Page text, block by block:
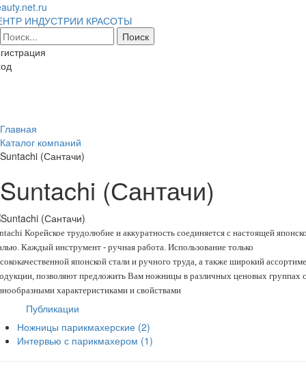
ИНДУСТРИИ КРАСОТЫ
Главная
Каталог компаний
Suntachi (Сантачи)
Suntachi (Сантачи)
Корейское трудолюбие и аккуратность соединяется с настоящей
Каждый инструмент - ручная работа. Использование только
японской стали и ручного труда, а также широкий
позволяют предложить Вам ножницы в различных ценовых группах с
характеристиками и свойствами
Публикации
Ножницы парикмахерские (2)
Интервью с парикмахером (1)